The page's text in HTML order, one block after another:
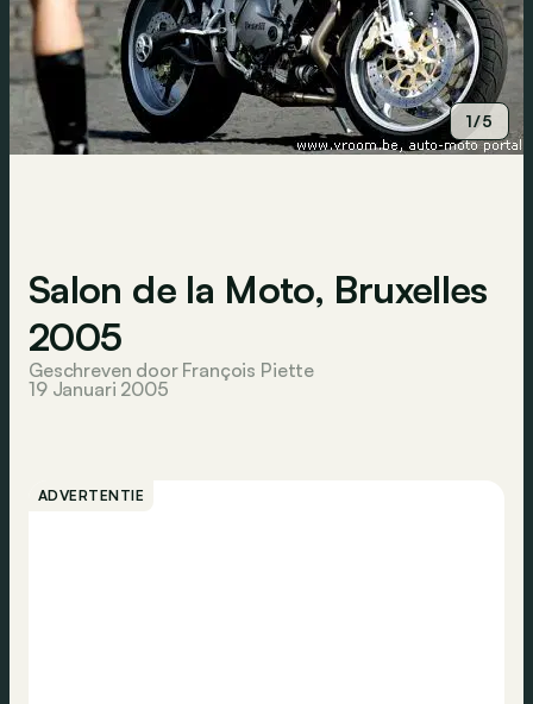
1/5
Salon de la Moto, Bruxelles
2005
Geschreven door François Piette
19 Januari 2005
ADVERTENTIE